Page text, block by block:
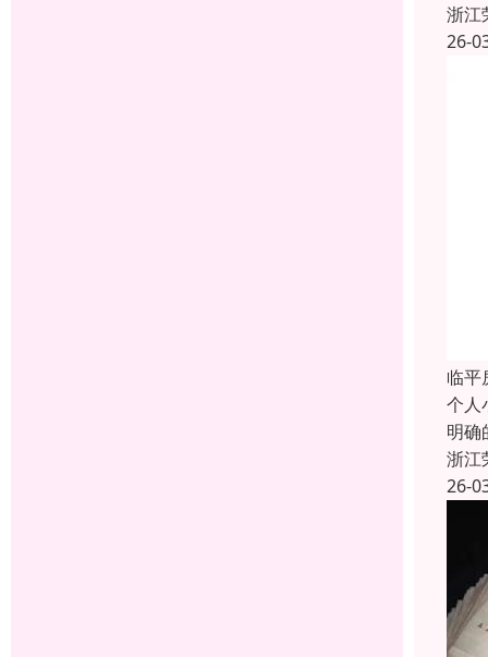
浙江
26-
临平
个人
明确
浙江
26-